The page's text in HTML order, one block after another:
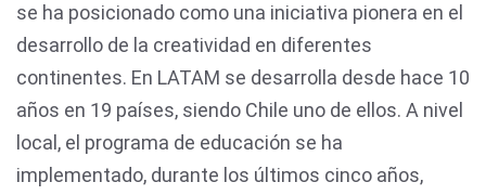
se ha posicionado como una iniciativa pionera en el
desarrollo de la creatividad en diferentes
continentes. En LATAM se desarrolla desde hace 10
años en 19 países, siendo Chile uno de ellos. A nivel
local, el programa de educación se ha
implementado, durante los últimos cinco años,